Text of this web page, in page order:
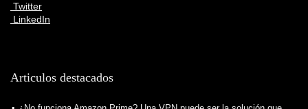
Twitter
LinkedIn
Articulos destacados